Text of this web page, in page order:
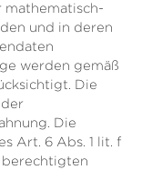
mathematisch-
und in deren
werden gemäß
Die
Die
Art. 6 Abs. 1 lit. f
berechtigten